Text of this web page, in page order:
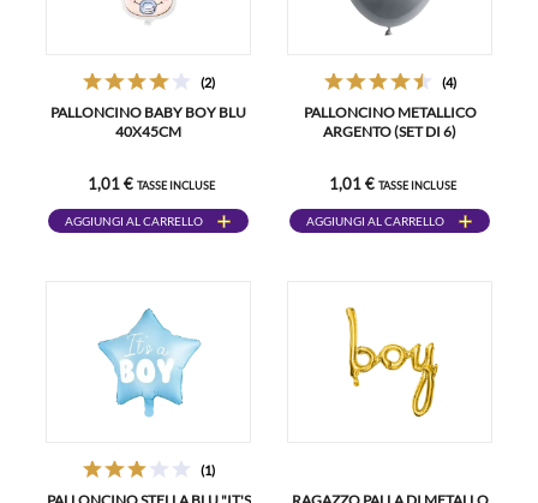
(2)
PALLONCINO BABY BOY BLU
40X45CM
1,01 € TASSE INCLUSE
AGGIUNGI AL CARRELLO
(4)
PALLONCINO METALLICO
ARGENTO (SET DI 6)
1,01 € TASSE INCLUSE
AGGIUNGI AL CARRELLO
(1)